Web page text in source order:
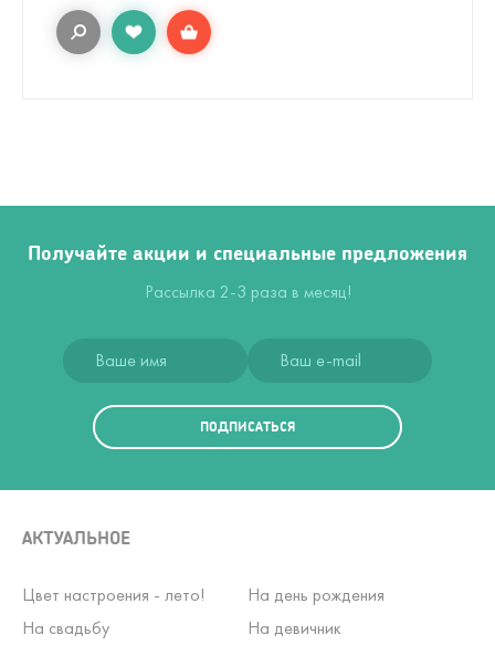
Получайте акции и специальные предложения
Рассылка 2-3 раза в месяц!
ПОДПИСАТЬСЯ
АКТУАЛЬНОЕ
Цвет настроения - лето!
На день рождения
На свадьбу
На девичник